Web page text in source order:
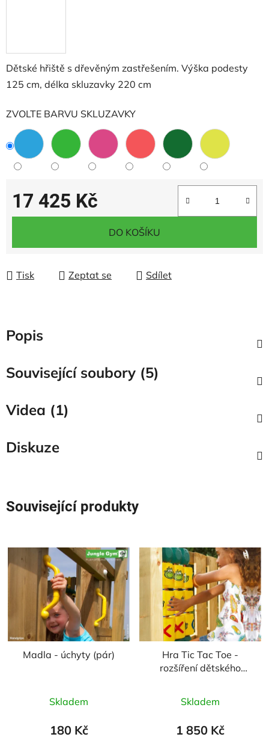
Dětské hřiště s dřevěným zastřešením. Výška podesty
125 cm, délka skluzavky 220 cm
ZVOLTE BARVU SKLUZAVKY
17 425 Kč
Měrná cena:
DO KOŠÍKU
Tisk Zeptat se Sdílet
Popis
Související soubory (5)
Videa (1)
Diskuze
Související produkty
Madla - úchyty (pár)
hodnocení
produktu
Skladem
180 Kč
Hra Tic Tac Toe -
rozšíření dětského
hodnocení
produktu
Skladem
1 850 Kč